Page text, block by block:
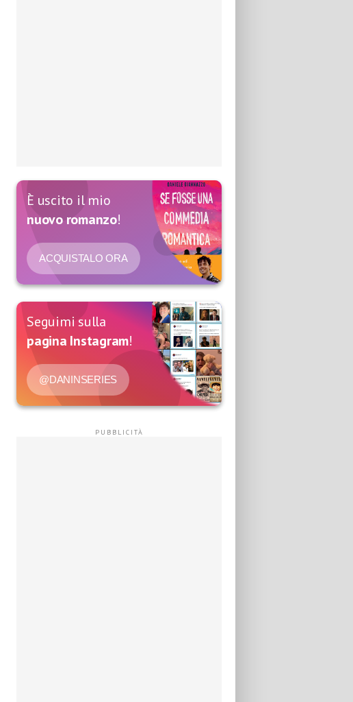
È uscito il mio
nuovo romanzo!
ACQUISTALO ORA
Seguimi sulla
pagina Instagram!
@DANINSERIES